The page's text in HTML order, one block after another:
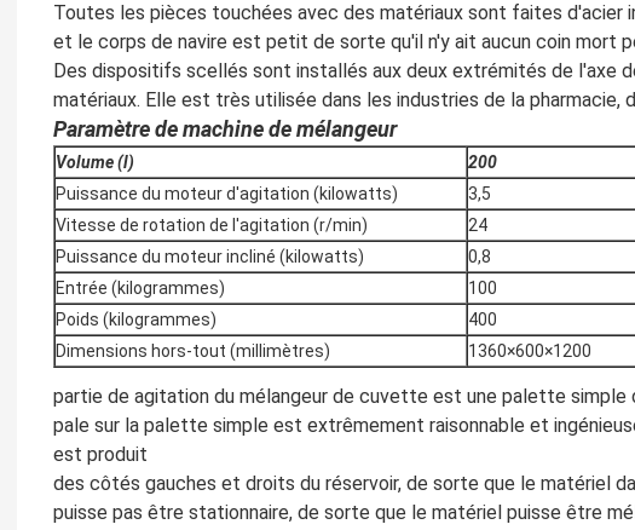
Toutes les pièces touchées avec des matériaux sont faites d'acier
et le corps de navire est petit de sorte qu'il n'y ait aucun coin mort
Des dispositifs scellés sont installés aux deux extrémités de l'axe
matériaux. Elle est très utilisée dans les industries de la pharmacie,
Paramètre de machine de mélangeur
Volume (l)
200
Puissance du moteur d'agitation (kilowatts)
3,5
Vitesse de rotation de l'agitation (r/min)
24
Puissance du moteur incliné (kilowatts)
0,8
Entrée (kilogrammes)
100
Poids (kilogrammes)
400
Dimensions hors-tout (millimètres)
1360×600×1200
partie de agitation du mélangeur de cuvette est une palette simple
pale sur la palette simple est extrêmement raisonnable et
est produit
des côtés gauches et droits du réservoir, de sorte que le matériel
puisse pas être stationnaire, de sorte que le matériel puisse être